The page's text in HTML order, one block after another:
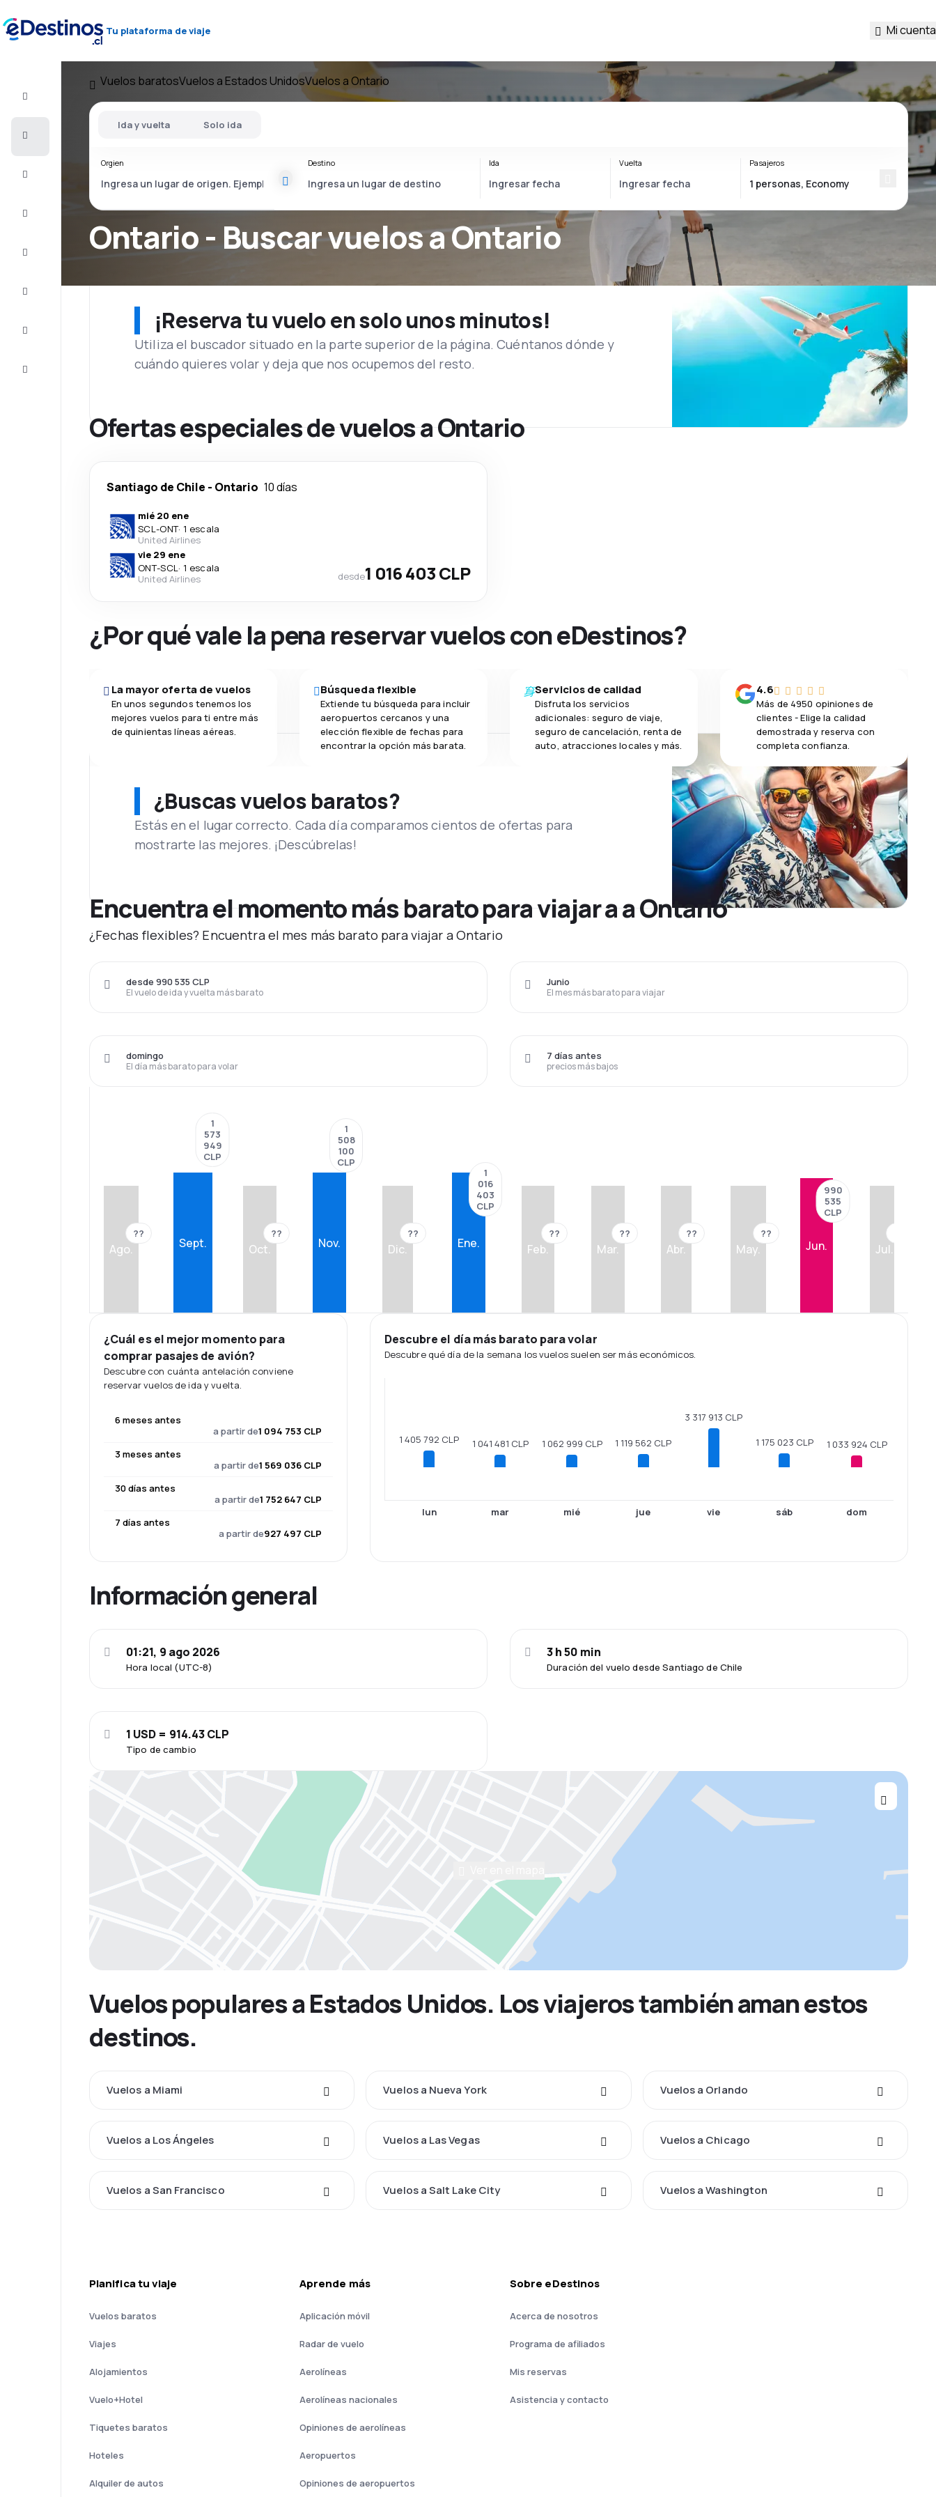
Tu plataforma de viaje Mi cuenta
Completa
Vuelos baratosVuelos a Estados UnidosVuelos a Ontario
Ontario - Buscar vuelos a Ontario
Ida y vuelta Solo ida
Orgien Destino Ida Vuelta Pasajeros
¡Reserva tu vuelo en solo unos minutos!
Utiliza el buscador situado en la parte superior de la página. Cuéntanos dónde y
cuándo quieres volar y deja que nos ocupemos del resto.
Ofertas especiales de vuelos a Ontario
Santiago de Chile - Ontario 10 días
mié 20 ene
SCL-ONT· 1 escala
United Airlines
vie 29 ene
ONT-SCL· 1 escala
United Airlines
desde1 016 403 CLP
¿Por qué vale la pena reservar vuelos con eDestinos?
La mayor oferta de vuelos
En unos segundos tenemos los
mejores vuelos para ti entre más
de quinientas líneas aéreas.
Búsqueda flexible
Extiende tu búsqueda para incluir
aeropuertos cercanos y una
elección flexible de fechas para
encontrar la opción más barata.
Servicios de calidad
Disfruta los servicios
adicionales: seguro de viaje,
seguro de cancelación, renta de
auto, atracciones locales y más.
4.6
Más de 4950 opiniones de
clientes - Elige la calidad
demostrada y reserva con
completa confianza.
¿Buscas vuelos baratos?
Estás en el lugar correcto. Cada día comparamos cientos de ofertas para
mostrarte las mejores. ¡Descúbrelas!
Encuentra el momento más barato para viajar a a Ontario
¿Fechas flexibles? Encuentra el mes más barato para viajar a Ontario
El vuelo de ida y vuelta más barato
desde 990 535 CLP
El mes más barato para viajar
Junio
El día más barato para volar
domingo
precios más bajos
7 días antes
Ago.
??
Sept.
1
573
949
CLP
Oct.
??
Nov.
1
508
100
CLP
Dic.
??
Ene.
1
016
403
CLP
Feb.
??
Mar.
??
Abr.
??
May.
??
Jun.
990
535
CLP
Jul.
¿Cuál es el mejor momento para
comprar pasajes de avión?
Descubre con cuánta antelación conviene
reservar vuelos de ida y vuelta.
6 meses antes
a partir de1 094 753 CLP
3 meses antes
a partir de1 569 036 CLP
30 días antes
a partir de1 752 647 CLP
7 días antes
a partir de927 497 CLP
Descubre el día más barato para volar
Descubre qué día de la semana los vuelos suelen ser más económicos.
1 405 792 CLP
lun
1 041 481 CLP
mar
1 062 999 CLP
mié
1 119 562 CLP
jue
3 317 913 CLP
vie
1 175 023 CLP
sáb
1 033 924 CLP
dom
Información general
Hora local (UTC-8)
01:21, 9 ago 2026
Duración del vuelo desde Santiago de Chile
3 h 50 min
Tipo de cambio
1 USD = 914.43 CLP
Vuelos populares a Estados Unidos. Los viajeros también aman estos
destinos.
Vuelos a Miami Vuelos a Nueva York Vuelos a Orlando
Vuelos a Los Ángeles Vuelos a Las Vegas Vuelos a Chicago
Vuelos a San Francisco Vuelos a Salt Lake City Vuelos a Washington
Planifica tu viaje
Vuelos baratos
Viajes
Alojamientos
Vuelo+Hotel
Tiquetes baratos
Hoteles
Alquiler de autos
Aprende más
Aplicación móvil
Radar de vuelo
Aerolíneas
Aerolíneas nacionales
Opiniones de aerolíneas
Aeropuertos
Opiniones de aeropuertos
Sobre eDestinos
Acerca de nosotros
Programa de afiliados
Mis reservas
Asistencia y contacto